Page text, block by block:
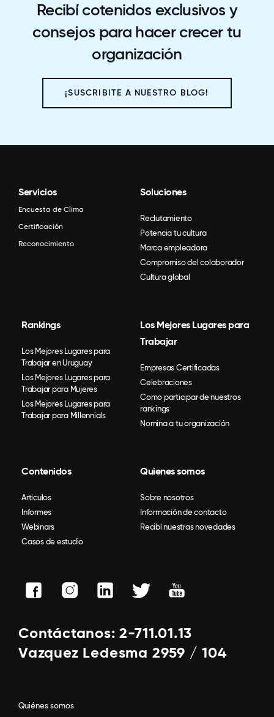
Recibí cotenidos exclusivos y
consejos para hacer crecer tu
organización
¡SUSCRIBITE A NUESTRO BLOG!
Servicios
Encuesta de Clima
Certificación
Reconocimiento
Soluciones
Reclutamiento
Potencia tu cultura
Marca empleadora
Compromiso del colaborador
Cultura global
Rankings
Los Mejores Lugares para
Trabajar en Uruguay
Los Mejores Lugares para
Trabajar para Mujeres
Los Mejores Lugares para
Trabajar para Millennials
Los Mejores Lugares para
Trabajar
Empresas Certificadas
Celebraciones
Como participar de nuestros
rankings
Nomina a tu organización
Contenidos
Artículos
Informes
Webinars
Casos de estudio
Quienes somos
Sobre nosotros
Información de contacto
Recibí nuestras novedades
Contáctanos: 2-711.01.13
Vazquez Ledesma 2959 / 104
Quiénes somos